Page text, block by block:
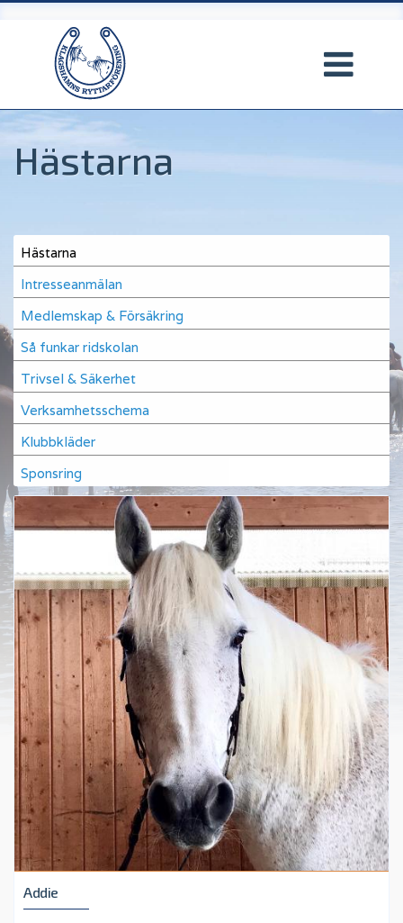
huvudinnehåll
Hästarna
Main
navigation
Hästarna
Intresseanmälan
Medlemskap & Försäkring
Så funkar ridskolan
Trivsel & Säkerhet
Verksamhetsschema
Klubbkläder
Sponsring
Addie